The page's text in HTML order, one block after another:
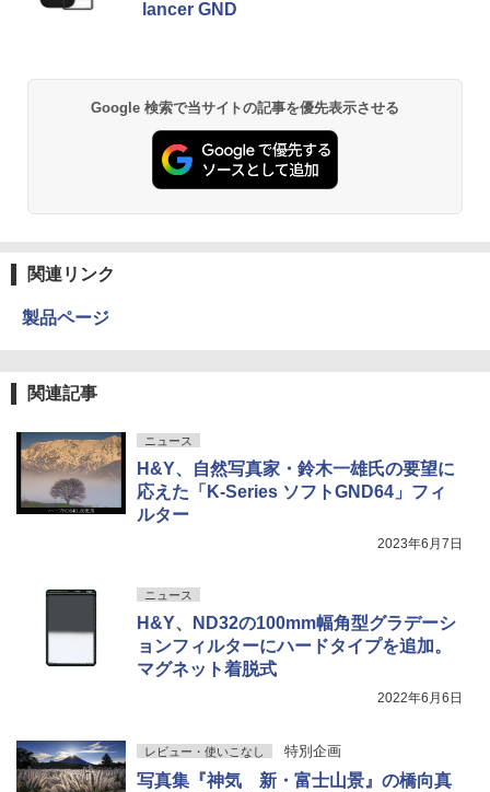
lancer GND
Google 検索で当サイトの記事を優先表示させる
関連リンク
製品ページ
関連記事
ニュース
H&Y、自然写真家・鈴木一雄氏の要望に
応えた「K-Series ソフトGND64」フィ
ルター
2023年6月7日
ニュース
H&Y、ND32の100mm幅角型グラデーシ
ョンフィルターにハードタイプを追加。
マグネット着脱式
2022年6月6日
レビュー・使いこなし 特別企画
写真集『神気 新・富士山景』の橋向真